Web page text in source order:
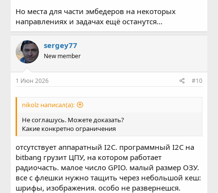
Но места для части эмбедеров на некоторых
направлениях и задачах ещё останутся...
sergey77
New member
1 Июн 2026 #10
nikolz написал(а):
Не соглашусь. Можете доказать?
Какие конкретно ограничения
отсутствует аппаратный I2C. программный I2C на
bitbang грузит ЦПУ, на котором работает
радиочасть. малое число GPIO. малый размер ОЗУ.
все с флешки нужно тащить через небольшой кеш:
шрифы, изображения. особо не развернешся.